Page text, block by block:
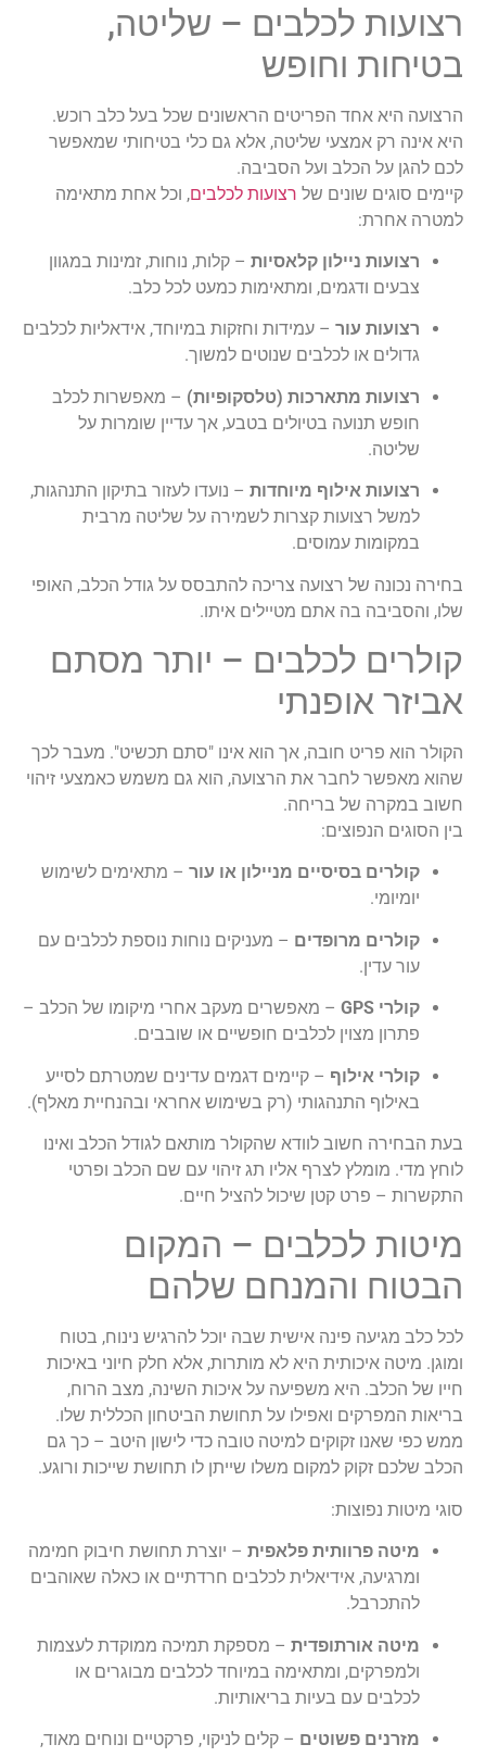
רצועות לכלבים – שליטה,
בטיחות וחופש
הרצועה היא אחד הפריטים הראשונים שכל בעל כלב רוכש.
היא אינה רק אמצעי שליטה, אלא גם כלי בטיחותי שמאפשר
לכם להגן על הכלב ועל הסביבה.
קיימים סוגים שונים של רצועות לכלבים, וכל אחת מתאימה
למטרה אחרת:
רצועות ניילון קלאסיות – קלות, נוחות, זמינות במגוון
צבעים ודגמים, ומתאימות כמעט לכל כלב.
רצועות עור – עמידות וחזקות במיוחד, אידאליות לכלבים
גדולים או לכלבים שנוטים למשוך.
רצועות מתארכות (טלסקופיות) – מאפשרות לכלב
חופש תנועה בטיולים בטבע, אך עדיין שומרות על
שליטה.
רצועות אילוף מיוחדות – נועדו לעזור בתיקון התנהגות,
למשל רצועות קצרות לשמירה על שליטה מרבית
במקומות עמוסים.
בחירה נכונה של רצועה צריכה להתבסס על גודל הכלב, האופי
שלו, והסביבה בה אתם מטיילים איתו.
קולרים לכלבים – יותר מסתם
אביזר אופנתי
הקולר הוא פריט חובה, אך הוא אינו "סתם תכשיט". מעבר לכך
שהוא מאפשר לחבר את הרצועה, הוא גם משמש כאמצעי זיהוי
חשוב במקרה של בריחה.
בין הסוגים הנפוצים:
קולרים בסיסיים מניילון או עור – מתאימים לשימוש
יומיומי.
קולרים מרופדים – מעניקים נוחות נוספת לכלבים עם
עור עדין.
קולרי GPS
– מאפשרים מעקב אחרי מיקומו של הכלב –
פתרון מצוין לכלבים חופשיים או שובבים.
קולרי אילוף – קיימים דגמים עדינים שמטרתם לסייע
באילוף התנהגותי (רק בשימוש אחראי ובהנחיית מאלף).
בעת הבחירה חשוב לוודא שהקולר מותאם לגודל הכלב ואינו
לוחץ מדי. מומלץ לצרף אליו תג זיהוי עם שם הכלב ופרטי
התקשרות – פרט קטן שיכול להציל חיים.
מיטות לכלבים – המקום
הבטוח והמנחם שלהם
לכל כלב מגיעה פינה אישית שבה יוכל להרגיש נינוח, בטוח
ומוגן. מיטה איכותית היא לא מותרות, אלא חלק חיוני באיכות
חייו של הכלב. היא משפיעה על איכות השינה, מצב הרוח,
בריאות המפרקים ואפילו על תחושת הביטחון הכללית שלו.
ממש כפי שאנו זקוקים למיטה טובה כדי לישון היטב – כך גם
הכלב שלכם זקוק למקום משלו שייתן לו תחושת שייכות ורוגע.
סוגי מיטות נפוצות:
מיטה פרוותית פלאפית – יוצרת תחושת חיבוק חמימה
ומרגיעה, אידיאלית לכלבים חרדתיים או כאלה שאוהבים
להתכרבל.
מיטה אורתופדית – מספקת תמיכה ממוקדת לעצמות
ולמפרקים, ומתאימה במיוחד לכלבים מבוגרים או
לכלבים עם בעיות בריאותיות.
מזרנים פשוטים – קלים לניקוי, פרקטיים ונוחים מאוד,